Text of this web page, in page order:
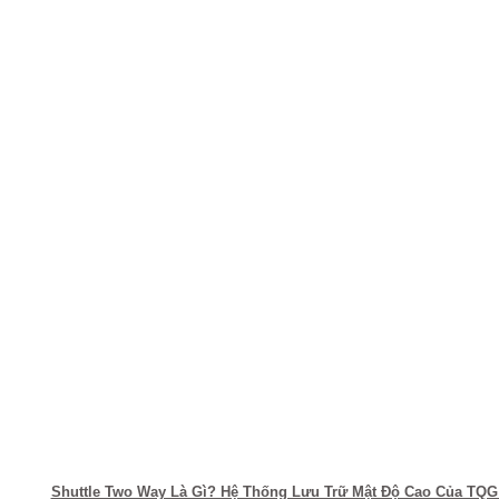
Shuttle Two Way Là Gì? Hệ Thống Lưu Trữ Mật Độ Cao Của